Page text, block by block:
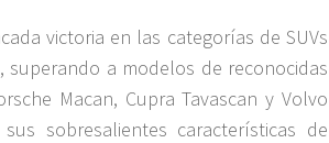
victoria en las categorías de SUVs
a modelos de reconocidas
Macan, Cupra Tavascan y Volvo
sobresalientes características de